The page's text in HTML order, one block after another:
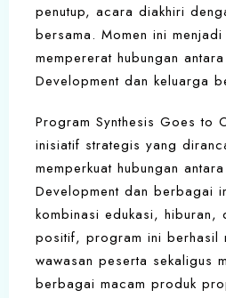
penutup, acara diakhiri
bersama. Momen ini
mempererat hubungan
Development dan keluarga
Program Synthesis Goes to
inisiatif strategis yang
memperkuat hubungan
Development dan berbagai
kombinasi edukasi, hiburan,
positif, program ini berhasil
wawasan peserta sekaligus
berbagai macam produk